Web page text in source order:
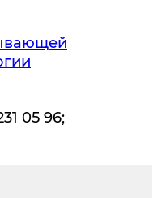
05 96;